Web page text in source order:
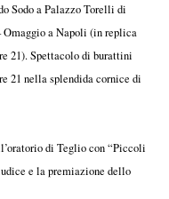
Sodo a Palazzo Torelli di
Omaggio a Napoli (in replica
21). Spettacolo di burattini
21 nella splendida cornice di
di Teglio con “Piccoli
e la premiazione dello